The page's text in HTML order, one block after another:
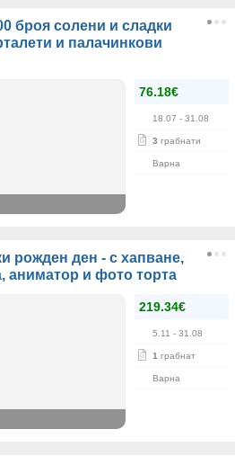
броя солени и сладки
и палачинкови
76.18€
18.07 - 31.08
3 грабнати
Варна
рожден ден - с хапване,
аниматор и фото торта
219.34€
5.11 - 31.08
1 грабнат
Варна